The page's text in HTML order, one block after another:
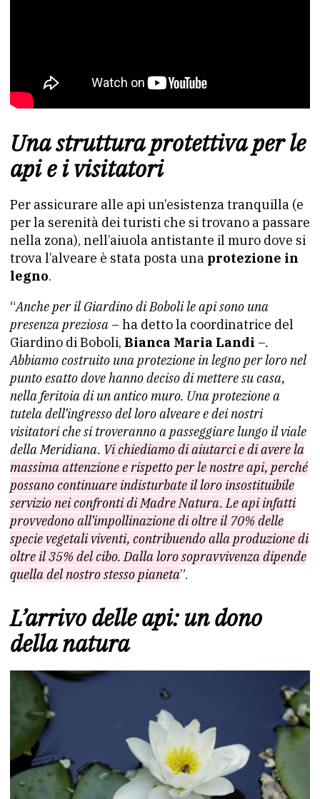
Una struttura protettiva per le
api e i visitatori
Per assicurare alle api un’esistenza tranquilla (e
per la serenità dei turisti che si trovano a passare
nella zona), nell’aiuola antistante il muro dove si
trova l’alveare è stata posta una protezione in
legno.
“Anche per il Giardino di Boboli le api sono una
presenza preziosa – ha detto la coordinatrice del
Giardino di Boboli, Bianca Maria Landi –.
Abbiamo costruito una protezione in legno per loro nel
punto esatto dove hanno deciso di mettere su casa,
nella feritoia di un antico muro. Una protezione a
tutela dell’ingresso del loro alveare e dei nostri
visitatori che si troveranno a passeggiare lungo il viale
della Meridiana. Vi chiediamo di aiutarci e di avere la
massima attenzione e rispetto per le nostre api, perché
possano continuare indisturbate il loro insostituibile
servizio nei confronti di Madre Natura. Le api infatti
provvedono all’impollinazione di oltre il 70% delle
specie vegetali viventi, contribuendo alla produzione di
oltre il 35% del cibo. Dalla loro sopravvivenza dipende
quella del nostro stesso pianeta”.
L’arrivo delle api: un dono
della natura